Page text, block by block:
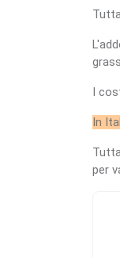
I
In
per